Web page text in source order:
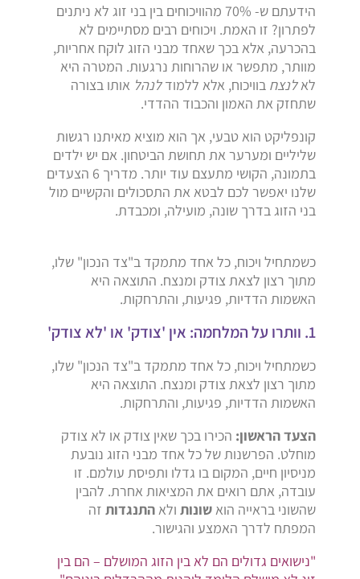
הידעתם ש- 70% מהוויכוחים בין בני זוג לא ניתנים
לפתרון? זו האמת. ויכוחים רבים מסתיימים לא
בהכרעה, אלא בכך שאחד מבני הזוג לוקח אחריות,
מוותר, מתפשר או שהרוחות נרגעות. המטרה היא
לאלנצח בוויכוח, אלא ללמודלנהל אותו בצורה
שתחזק את האמון והכבוד ההדדי.
קונפליקט הוא טבעי, אך הוא מוציא מאיתנו רגשות
שליליים ומערער את תחושת הביטחון. אם יש ילדים
בתמונה, הקושי מתעצם עוד יותר. מדריך 6 הצעדים
שלנו יאפשר לכם לבטא את התסכולים והקשיים מול
בני הזוג בדרך שונה, מועילה, ומכבדת.
כשמתחיל ויכוח, כל אחד מתמקד ב"צד הנכון" שלו,
מתוך רצון לצאת צודק ומנצח. התוצאה היא
האשמות הדדיות, פגיעות, והתרחקות.
1. וותרו על המלחמה: אין 'צודק' או 'לא צודק'
כשמתחיל ויכוח, כל אחד מתמקד ב"צד הנכון" שלו,
מתוך רצון לצאת צודק ומנצח. התוצאה היא
האשמות הדדיות, פגיעות, והתרחקות.
הצעד הראשון: הכירו בכך שאין צודק או לא צודק
מוחלט. הפרשנות של כל אחד מבני הזוג נובעת
מניסיון חיים, המקום בו גדלו ותפיסת עולמם. זו
עובדה, אתם רואים את המציאות אחרת. להבין
שהשוני בראייה הוא שונותולא התנגדותזה
המפתח לדרך האמצע והגישור.
"נישואים גדולים הם לא בין הזוג המושלם – הם בין